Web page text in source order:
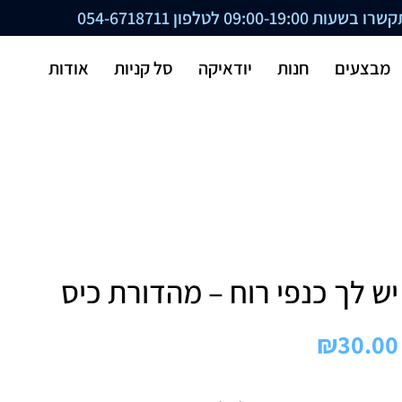
09:00-19:00 לטלפון 054-6718711
מבצעים חנות יודאיקה סל קניות אודות
יש לך כנפי רוח – מהדורת כיס
₪30.00